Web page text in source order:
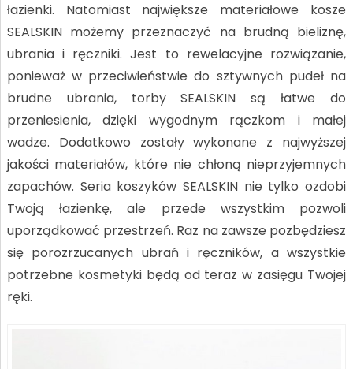
łazienki. Natomiast największe materiałowe kosze
SEALSKIN możemy przeznaczyć na brudną bieliznę,
ubrania i ręczniki. Jest to rewelacyjne rozwiązanie,
ponieważ w przeciwieństwie do sztywnych pudeł na
brudne ubrania, torby SEALSKIN są łatwe do
przeniesienia, dzięki wygodnym rączkom i małej
wadze. Dodatkowo zostały wykonane z najwyższej
jakości materiałów, które nie chłoną nieprzyjemnych
zapachów. Seria koszyków SEALSKIN nie tylko ozdobi
Twoją łazienkę, ale przede wszystkim pozwoli
uporządkować przestrzeń. Raz na zawsze pozbędziesz
się porozrzucanych ubrań i ręczników, a wszystkie
potrzebne kosmetyki będą od teraz w zasięgu Twojej
ręki.